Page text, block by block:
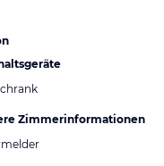
Zimmerinformationen